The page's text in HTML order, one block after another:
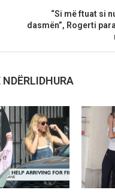
“Si më ftuat si
dasmën”, Rogerti